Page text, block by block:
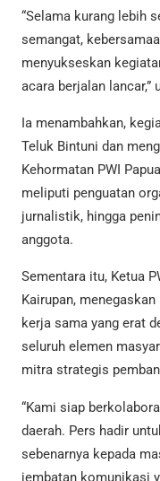
“Selama kurang lebih
semangat,
menyukseskan
acara berjalan lancar,”
Ia menambahkan,
Teluk Bintuni dan
Kehormatan PWI
meliputi penguatan
jurnalistik, hingga
anggota.
Sementara itu, Ketua
Kairupan,
kerja sama yang erat
seluruh elemen
mitra strategis
“Kami siap
daerah. Pers hadir
sebenarnya kepada
jembatan komunikasi